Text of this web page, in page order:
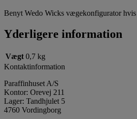
Benyt Wedo Wicks vægekonfigurator
Yderligere information
Vægt 0,7 kg
Kontaktinformation
Paraffinhuset A/S
Kontor: Orevej 211
Lager: Tandhjulet 5
4760 Vordingborg